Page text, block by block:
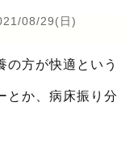
08/29(日)
の方が快適という
とか、病床振り分